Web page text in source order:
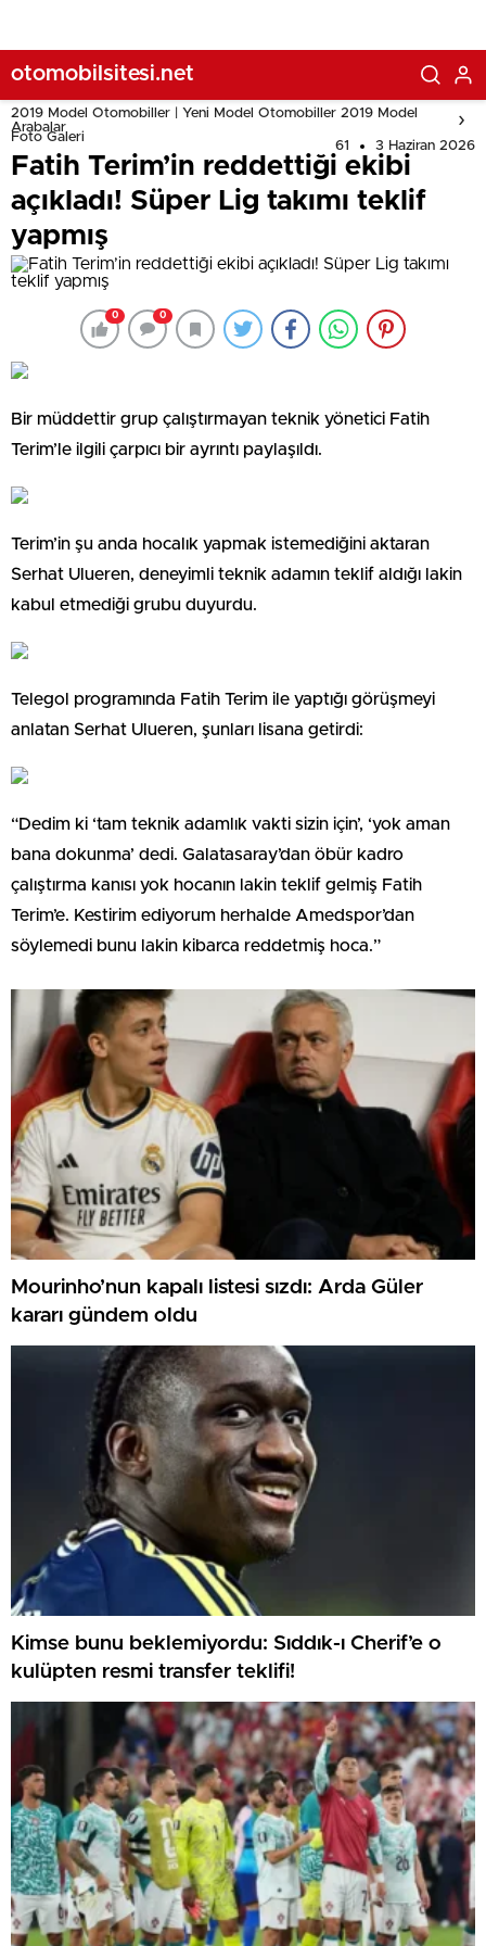
otomobilsitesi.net
2019 Model Otomobiller | Yeni Model Otomobiller 2019 Model
Arabalar
Foto Galeri
61 3 Haziran 2026
Fatih Terim’in reddettiği ekibi
açıkladı! Süper Lig takımı teklif
yapmış
0 0
Bir müddettir grup çalıştırmayan teknik yönetici Fatih
Terim’le ilgili çarpıcı bir ayrıntı paylaşıldı.
Terim’in şu anda hocalık yapmak istemediğini aktaran
Serhat Ulueren, deneyimli teknik adamın teklif aldığı lakin
kabul etmediği grubu duyurdu.
Telegol programında Fatih Terim ile yaptığı görüşmeyi
anlatan Serhat Ulueren, şunları lisana getirdi:
“Dedim ki ‘tam teknik adamlık vakti sizin için’, ‘yok aman
bana dokunma’ dedi. Galatasaray’dan öbür kadro
çalıştırma kanısı yok hocanın lakin teklif gelmiş Fatih
Terim’e. Kestirim ediyorum herhalde Amedspor’dan
söylemedi bunu lakin kibarca reddetmiş hoca.”
Mourinho’nun kapalı listesi sızdı: Arda Güler
kararı gündem oldu
Kimse bunu beklemiyordu: Sıddık-ı Cherif’e o
kulüpten resmi transfer teklifi!